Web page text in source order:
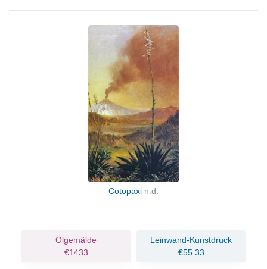
Cotopaxi n.d.
Ölgemälde
€1433
Leinwand-Kunstdruck
€55.33